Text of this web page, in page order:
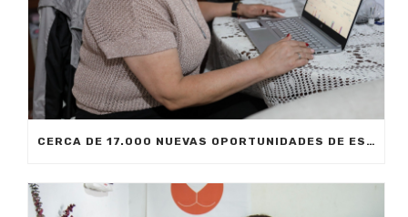
CERCA DE 17.000 NUEVAS OPORTUNIDADES DE ESTUDIO SIN COSTO PARA MEDELLÍN